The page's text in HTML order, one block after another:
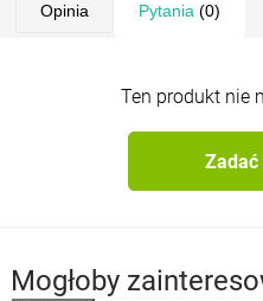
Opinia Pytania (0)
Ten produkt nie
Mogłoby